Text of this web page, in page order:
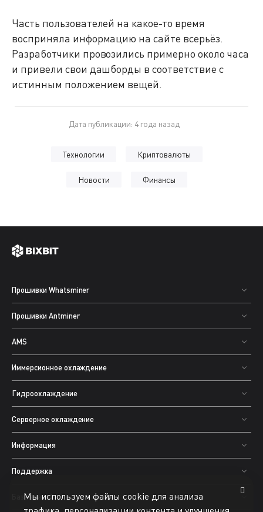
Часть пользователей на какое-то время
восприняла информацию на сайте всерьёз.
Разработчики провозились примерно около часа
и привели свои дашборды в соответствие с
истинным положением вещей.
Дата публикации: 4 года назад
Технологии Криптовалюты
Новости Финансы
Прошивки Whatsminer
Прошивки Antminer
AMS
Иммерсионное охлаждение
Гидроохлаждение
Серверное охлаждение
Информация
Поддержка
База знаний
Мы используем файлы cookie для анализа